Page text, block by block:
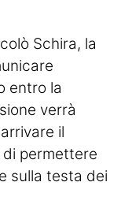
Schira, la
entro la
verrà
il
di permettere
sulla testa dei